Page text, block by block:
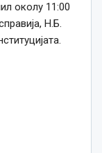
околу 11:00
Н.Б.